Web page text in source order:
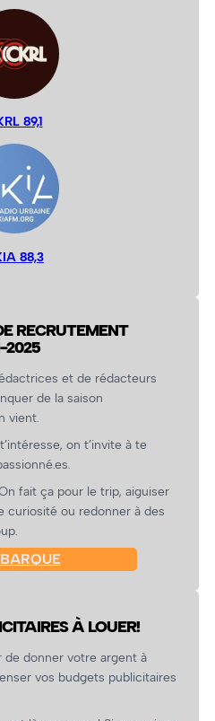
89,1
88,3
RECRUTEMENT
2025
et de rédacteurs
de la saison
vient.
on t’invite à te
fait ça pour le trip, aiguiser
curiosité ou redonner à des
À LOUER!
de donner votre argent à
vos budgets publicitaires